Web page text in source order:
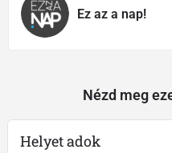
Ez az a nap!
Nézd meg
Helyet adok